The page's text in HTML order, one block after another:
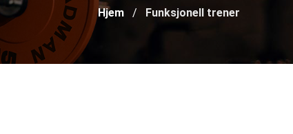
Hjem Funksjonell trener